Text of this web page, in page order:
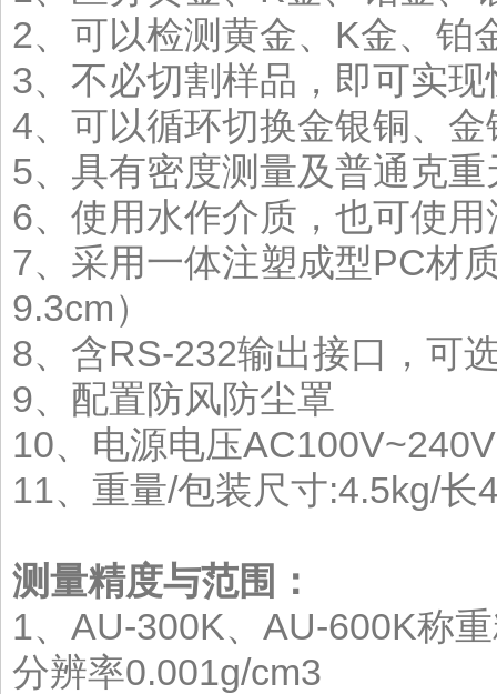
2、可以检测黄金、K金、铂
3、不必切割样品，即可实
4、可以循环切换金银铜、
5、具有密度测量及普通克
6、使用水作介质，也可使
7、采用一体注塑成型PC材
9.3cm）
8、含RS-232输出接口，可
9、配置防风防尘罩
10、电源电压
11、重量/包装尺寸:4.5kg/
测量精度与范围：
1、AU-300K、AU-600K称
分辨率0.001g/cm3